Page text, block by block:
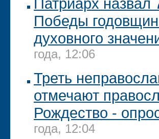
Победы
духовного
года, 12:06
Треть
отмечают
Рождество -
года, 12:04